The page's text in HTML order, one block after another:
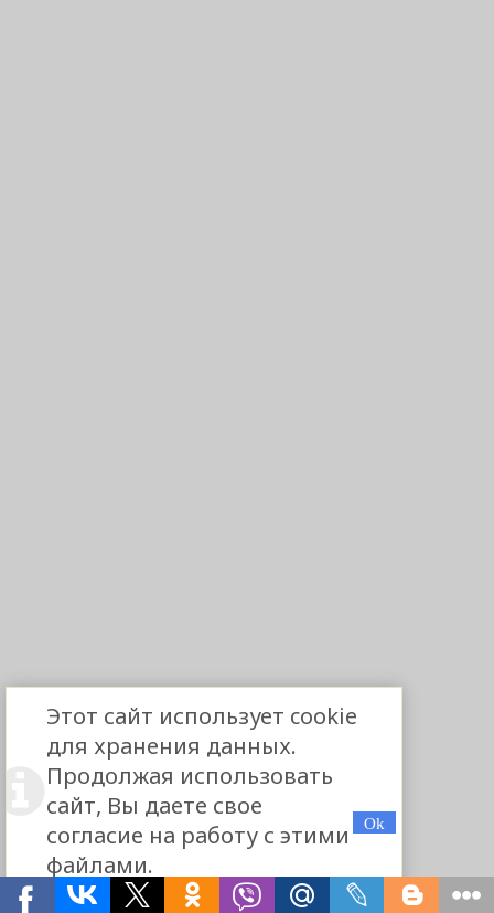
Этот сайт использует cookie
для хранения данных.
Продолжая использовать
сайт, Вы даете свое
согласие на работу с этими
файлами.